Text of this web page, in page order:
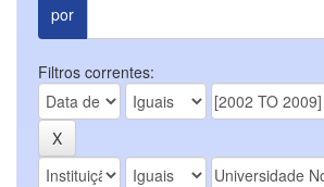
por
Filtros correntes: